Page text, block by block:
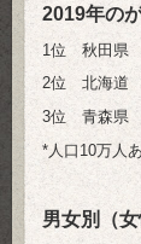
2019年の
1位 秋田県
2位 北海道
3位 青森県
*人口10万人
男女別（女